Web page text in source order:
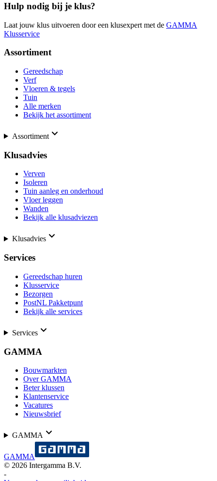
Hulp nodig bij je klus?
Laat jouw klus uitvoeren door een klusexpert met de GAMMA
Klusservice
Assortiment
Gereedschap
Verf
Vloeren & tegels
Tuin
Alle merken
Bekijk het assortiment
Assortiment
Klusadvies
Verven
Isoleren
Tuin aanleg en onderhoud
Vloer leggen
Wanden
Bekijk alle klusadviezen
Klusadvies
Services
Gereedschap huren
Klusservice
Bezorgen
PostNL Pakketpunt
Bekijk alle services
Services
GAMMA
Bouwmarkten
Over GAMMA
Beter klussen
Klantenservice
Vacatures
Nieuwsbrief
GAMMA
GAMMA
© 2026 Intergamma B.V.
-